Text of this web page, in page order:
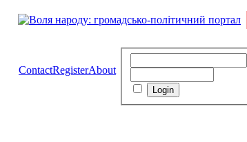
ContactRegisterAbout